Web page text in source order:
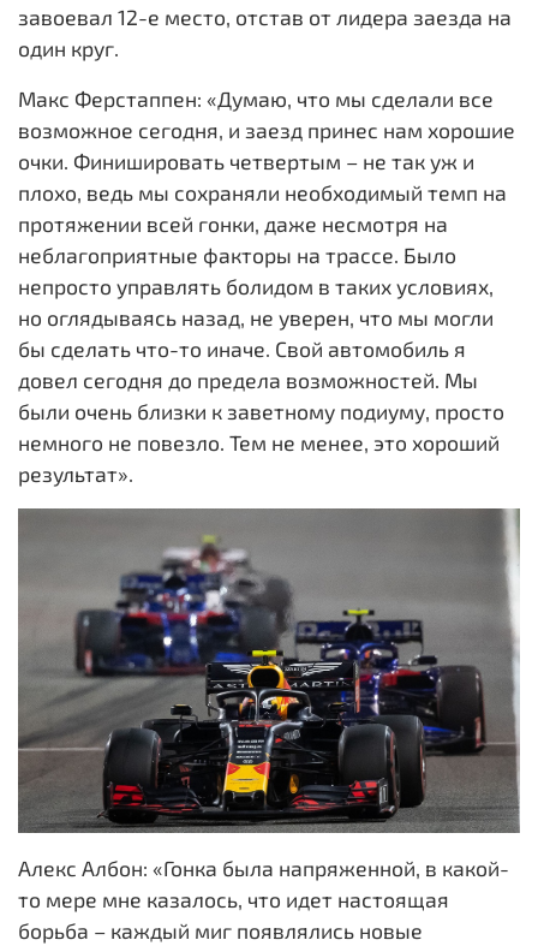
завоевал 12-е место, отстав от лидера заезда на
один круг.
Макс Ферстаппен: «Думаю, что мы сделали все
возможное сегодня, и заезд принес нам хорошие
очки. Финишировать четвертым – не так уж и
плохо, ведь мы сохраняли необходимый темп на
протяжении всей гонки, даже несмотря на
неблагоприятные факторы на трассе. Было
непросто управлять болидом в таких условиях,
но оглядываясь назад, не уверен, что мы могли
бы сделать что-то иначе. Свой автомобиль я
довел сегодня до предела возможностей. Мы
были очень близки к заветному подиуму, просто
немного не повезло. Тем не менее, это хороший
результат».
Алекс Албон: «Гонка была напряженной, в какой-
то мере мне казалось, что идет настоящая
борьба – каждый миг появлялись новые